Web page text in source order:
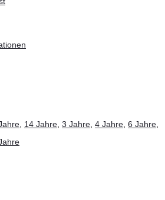
14 Jahre 3 Jahre 4 Jahre 6 Jahre